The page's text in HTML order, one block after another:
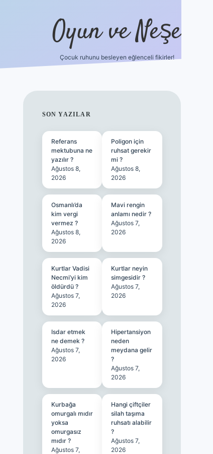
Oyun ve Neşe
Çocuk ruhunu besleyen eğlenceli fikirler!
SIDEBAR
SON YAZILAR
Referans
mektubuna ne
yazılır ?
Ağustos 8,
2026
Poligon için
ruhsat gerekir
mi ?
Ağustos 8,
2026
Osmanlı’da
kim vergi
vermez ?
Ağustos 8,
2026
Mavi rengin
anlamı nedir ?
Ağustos 7,
2026
Kurtlar Vadisi
Necmi’yi kim
öldürdü ?
Ağustos 7,
2026
Kurtlar neyin
simgesidir ?
Ağustos 7,
2026
Isdar etmek
ne demek ?
Ağustos 7,
2026
Hipertansiyon
neden
meydana gelir
?
Ağustos 7,
2026
Kurbağa
omurgalı mıdır
yoksa
omurgasız
mıdır ?
Ağustos 7,
Hangi çiftçiler
silah taşıma
ruhsatı alabilir
?
Ağustos 7,
2026
betci ilbet yeni giriş